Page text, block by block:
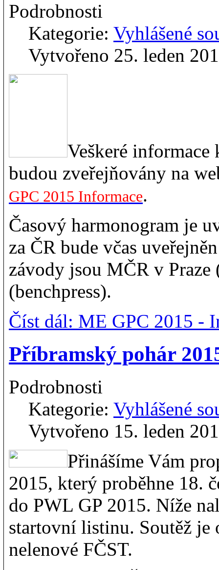
Podrobnosti
Kategorie: Vyhlášené
Vytvořeno 25. leden
Veškeré
budou zveřejňovány na
GPC 2015 Informace.
Časový harmonogram je
za ČR bude včas
závody jsou MČR v
(benchpress).
Číst dál: ME GPC 2015 -
Příbramský pohár
Podrobnosti
Kategorie: Vyhlášené
Vytvořeno 15. leden
Přinášíme Vám
2015, který proběhne 18.
do PWL GP 2015. Níže
startovní listinu. Soutěž je
nelenové FČST.